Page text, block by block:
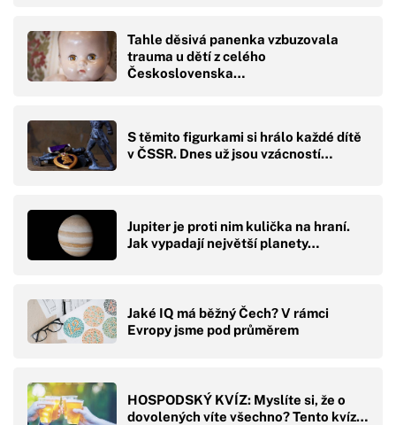
Tahle děsivá panenka vzbuzovala
trauma u dětí z celého
Československa…
S těmito figurkami si hrálo každé dítě
v ČSSR. Dnes už jsou vzácností…
Jupiter je proti nim kulička na hraní.
Jak vypadají největší planety…
Jaké IQ má běžný Čech? V rámci
Evropy jsme pod průměrem
HOSPODSKÝ KVÍZ: Myslíte si, že o
dovolených víte všechno? Tento kvíz…